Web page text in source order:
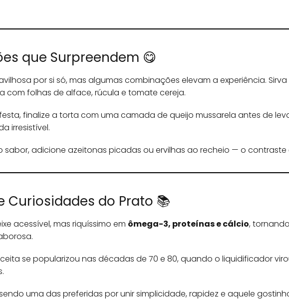
que Surpreendem 😋
por si só, mas algumas combinações elevam a experiência.
com folhas de alface, rúcula e tomate cereja.
finalize a torta com uma camada de queijo mussarela antes de
irresistível.
sabor, adicione azeitonas picadas ou ervilhas ao recheio — o
Curiosidades do Prato 📚
acessível, mas riquíssimo em ômega-3, proteínas e cálcio,
se popularizou nas décadas de 70 e 80, quando o liquidificador
uma das preferidas por unir simplicidade, rapidez e aquele